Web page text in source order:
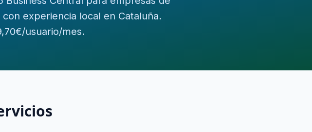
experiencia local en Cataluña.
usuario/mes.